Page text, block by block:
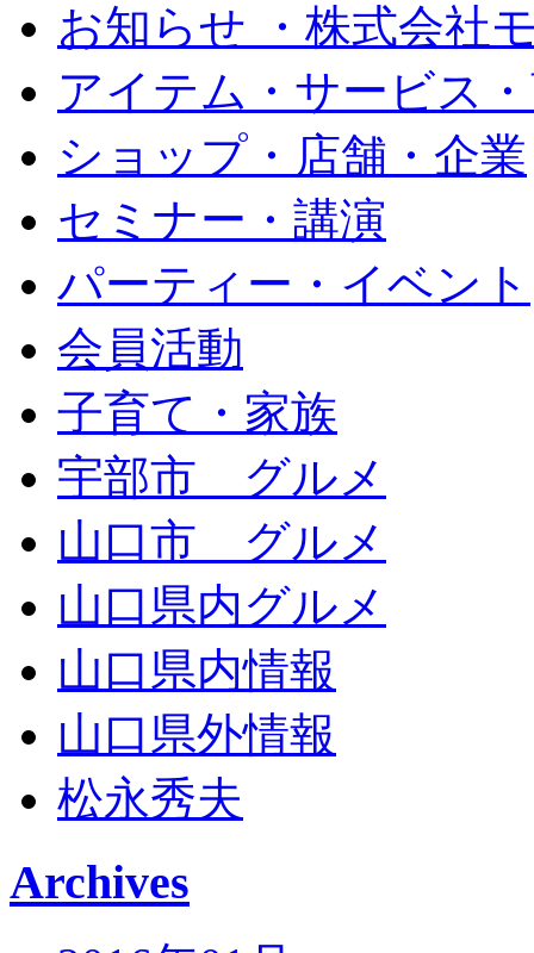
お知らせ ・株式会社
アイテム・サービス
ショップ・店舗・企業
セミナー・講演
パーティー・イベント
会員活動
子育て・家族
宇部市 グルメ
山口市 グルメ
山口県内グルメ
山口県内情報
山口県外情報
松永秀夫
Archives